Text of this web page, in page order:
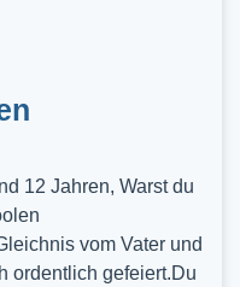
12 Jahren, Warst du
vom Vater und
ordentlich gefeiert.Du